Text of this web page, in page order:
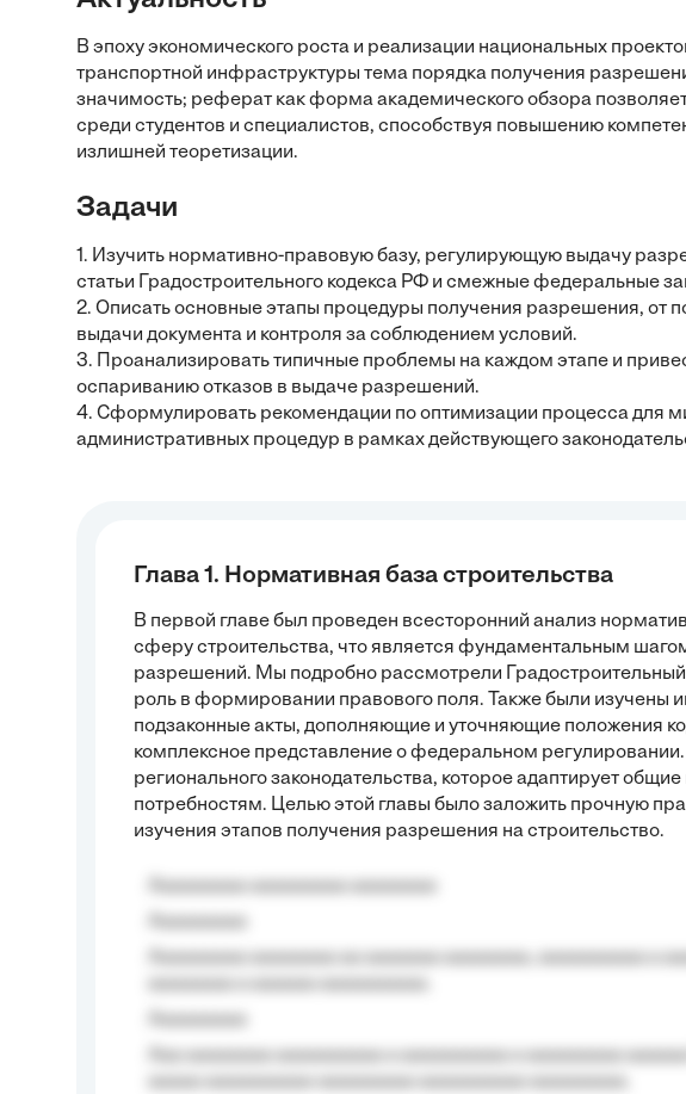
В эпоху экономического роста и реализации национальных
транспортной инфраструктуры тема порядка получения
значимость; реферат как форма академического обзора
среди студентов и специалистов, способствуя повышению
излишней теоретизации.
Задачи
1. Изучить нормативно-правовую базу, регулирующую выдачу
статьи Градостроительного кодекса РФ и смежные федеральные
2. Описать основные этапы процедуры получения разрешения, от
выдачи документа и контроля за соблюдением условий.
3. Проанализировать типичные проблемы на каждом этапе и
оспариванию отказов в выдаче разрешений.
4. Сформулировать рекомендации по оптимизации процесса для
административных процедур в рамках действующего
Глава 1. Нормативная база строительства
В первой главе был проведен всесторонний анализ
сферу строительства, что является фундаментальным
разрешений. Мы подробно рассмотрели
роль в формировании правового поля. Также были изучены
подзаконные акты, дополняющие и уточняющие положения
комплексное представление о федеральном
регионального законодательства, которое адаптирует
потребностям. Целью этой главы было заложить прочную
изучения этапов получения разрешения на строительство.